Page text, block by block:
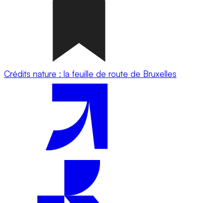
Crédits nature : la feuille de route de Bruxelles